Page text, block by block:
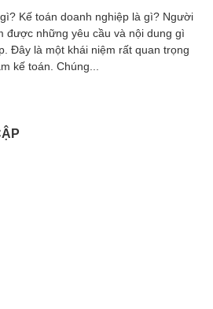
Kế toán doanh nghiệp là gì? Người
được những yêu cầu và nội dung gì
Đây là một khái niệm rất quan trọng
kế toán. Chúng...